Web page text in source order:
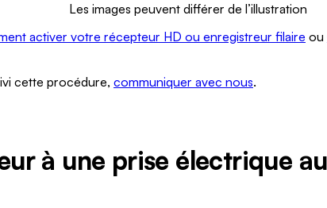
Les images peuvent différer de l’illustration
activer votre récepteur HD ou enregistreur filaire ou
cette procédure, communiquer avec nous.
à une prise électrique